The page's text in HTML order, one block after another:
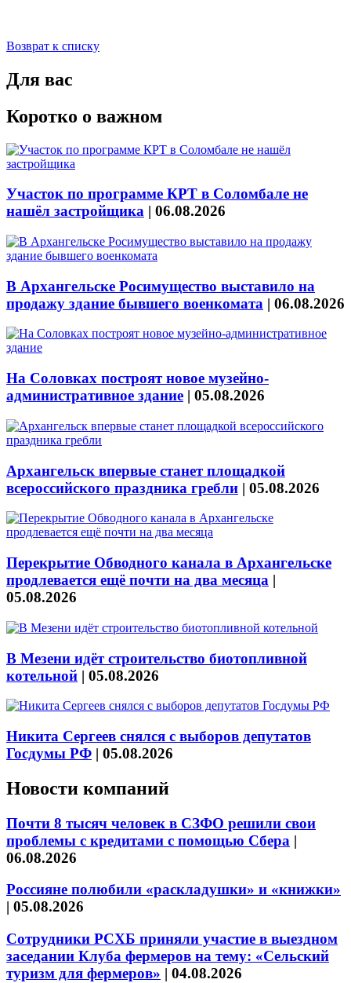
Возврат к списку
Для вас
Коротко о важном
Участок по программе КРТ в Соломбале не
нашёл застройщика | 06.08.2026
В Архангельске Росимущество выставило на
продажу здание бывшего военкомата | 06.08.2026
На Соловках построят новое музейно-
административное здание | 05.08.2026
Архангельск впервые станет площадкой
всероссийского праздника гребли | 05.08.2026
Перекрытие Обводного канала в Архангельске
продлевается ещё почти на два месяца |
05.08.2026
В Мезени идёт строительство биотопливной
котельной | 05.08.2026
Никита Сергеев снялся с выборов депутатов
Госдумы РФ | 05.08.2026
Новости компаний
Почти 8 тысяч человек в СЗФО решили свои
проблемы с кредитами с помощью Сбера |
06.08.2026
Россияне полюбили «раскладушки» и «книжки»
| 05.08.2026
Сотрудники РСХБ приняли участие в выездном
заседании Клуба фермеров на тему: «Сельский
туризм для фермеров» | 04.08.2026